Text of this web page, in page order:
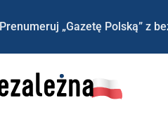
Prenumeruj „Gazetę Polską” z